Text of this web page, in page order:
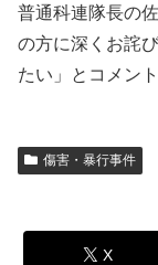
普通科連隊長の
の方に深くお詫
たい」とコメン
傷害・暴行事件
X